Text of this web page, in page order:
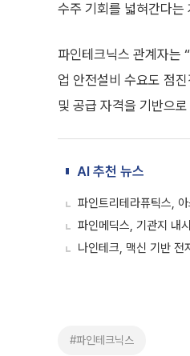
수주 기회를 넓혀간다는
파인테크닉스 관계자는
업 안전설비 수요도 점
및 공급 자격을 기반으
AI 추천 뉴스
파인트리테라퓨틱스,
파인메딕스, 기관지 내
나인테크, 맥신 기반
#파인테크닉스